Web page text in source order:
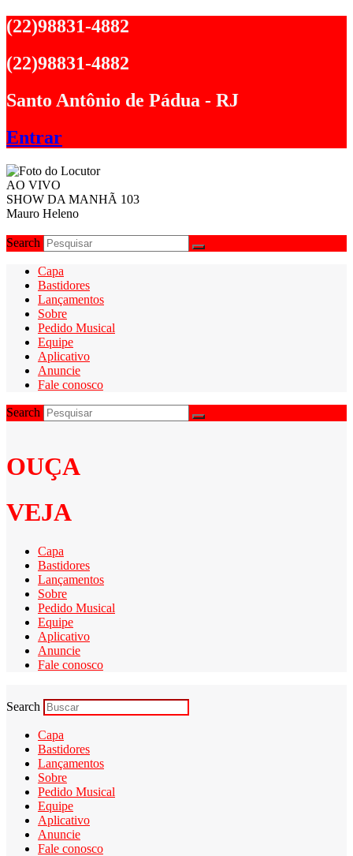
Ir
para
conteúdo
(22)98831-4882
(22)98831-4882
Santo Antônio de Pádua - RJ
Entrar
AO VIVO
SHOW DA MANHÃ 103
Mauro Heleno
Search
Capa
Bastidores
Lançamentos
Sobre
Pedido Musical
Equipe
Aplicativo
Anuncie
Fale conosco
Search
OUÇA
VEJA
Capa
Bastidores
Lançamentos
Sobre
Pedido Musical
Equipe
Aplicativo
Anuncie
Fale conosco
Search
Capa
Bastidores
Lançamentos
Sobre
Pedido Musical
Equipe
Aplicativo
Anuncie
Fale conosco